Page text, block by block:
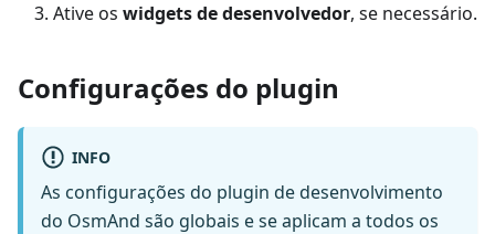
Ative os widgets de desenvolvedor, se necessário.
Configurações do plugin
INFO
As configurações do plugin de desenvolvimento
do OsmAnd são globais e se aplicam a todos os